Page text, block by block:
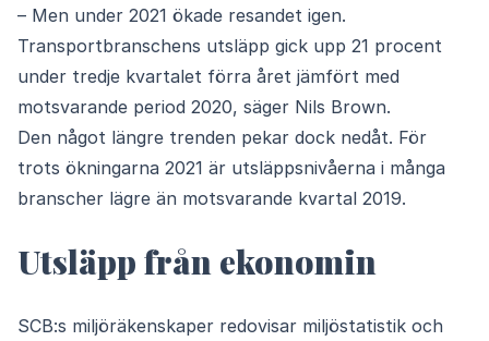
– Men under 2021 ökade resandet igen.
Transportbranschens utsläpp gick upp 21 procent
under tredje kvartalet förra året jämfört med
motsvarande period 2020, säger Nils Brown.
Den något längre trenden pekar dock nedåt. För
trots ökningarna 2021 är utsläppsnivåerna i många
branscher lägre än motsvarande kvartal 2019.
Utsläpp från ekonomin
SCB:s miljöräkenskaper redovisar miljöstatistik och